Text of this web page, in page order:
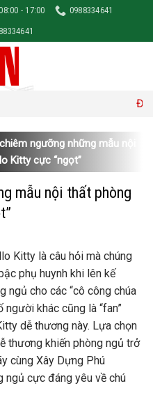
- 17:00
0988334641
Đơn giá xây
ngưỡng những mẫu nội
Kitty cực “ngọt”
mẫu nội thất phòng
Kitty là câu hỏi mà chúng
phụ huynh khi lên kế
ngủ cho các “cô công chúa
người khác cũng là “fan”
dễ thương này. Lựa chọn
thương khiến phòng ngủ trở
cùng Xây Dựng Phú
ngủ cực đáng yêu về chú